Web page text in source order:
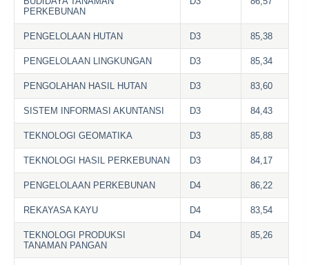
PERKEBUNAN
PENGELOLAAN HUTAN D3 85,38
PENGELOLAAN LINGKUNGAN D3 85,34
PENGOLAHAN HASIL HUTAN D3 83,60
SISTEM INFORMASI AKUNTANSI D3 84,43
TEKNOLOGI GEOMATIKA D3 85,88
TEKNOLOGI HASIL PERKEBUNAN D3 84,17
PENGELOLAAN PERKEBUNAN D4 86,22
REKAYASA KAYU D4 83,54
TEKNOLOGI PRODUKSI
TANAMAN PANGAN
D4 85,26